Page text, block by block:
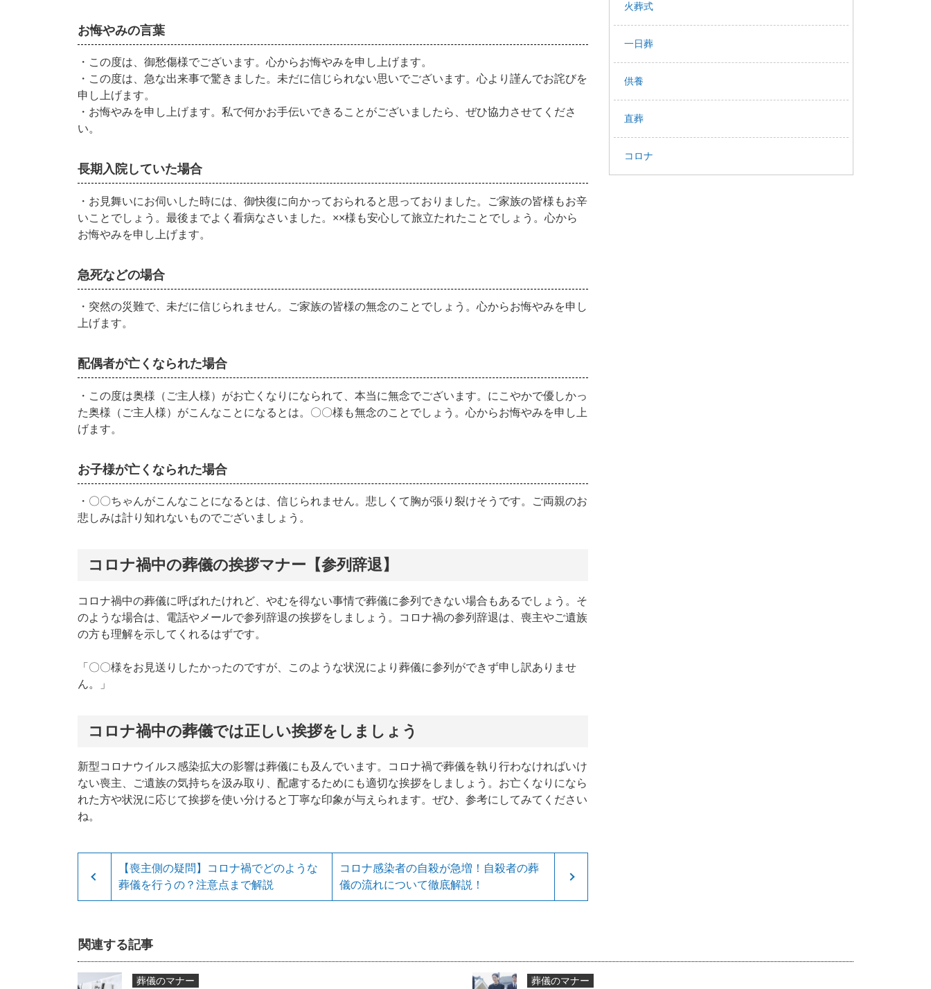
お悔やみの言葉
・この度は、御愁傷様でございます。心からお悔やみを申し上げます。
・この度は、急な出来事で驚きました。未だに信じられない思いでございます。心より謹んでお詫びを
申し上げます。
・お悔やみを申し上げます。私で何かお手伝いできることがございましたら、ぜひ協力させてくださ
い。
長期入院していた場合
・お見舞いにお伺いした時には、御快復に向かっておられると思っておりました。ご家族の皆様もお辛
いことでしょう。最後までよく看病なさいました。××様も安心して旅立たれたことでしょう。心から
お悔やみを申し上げます。
急死などの場合
・突然の災難で、未だに信じられません。ご家族の皆様の無念のことでしょう。心からお悔やみを申し
上げます。
配偶者が亡くなられた場合
・この度は奥様（ご主人様）がお亡くなりになられて、本当に無念でございます。にこやかで優しかっ
た奥様（ご主人様）がこんなことになるとは。〇〇様も無念のことでしょう。心からお悔やみを申し上
げます。
お子様が亡くなられた場合
・〇〇ちゃんがこんなことになるとは、信じられません。悲しくて胸が張り裂けそうです。ご両親のお
悲しみは計り知れないものでございましょう。
コロナ禍中の葬儀の挨拶マナー【参列辞退】
コロナ禍中の葬儀に呼ばれたけれど、やむを得ない事情で葬儀に参列できない場合もあるでしょう。そ
のような場合は、電話やメールで参列辞退の挨拶をしましょう。コロナ禍の参列辞退は、喪主やご遺族
の方も理解を示してくれるはずです。
「〇〇様をお見送りしたかったのですが、このような状況により葬儀に参列ができず申し訳ありませ
ん。」
コロナ禍中の葬儀では正しい挨拶をしましょう
新型コロナウイルス感染拡大の影響は葬儀にも及んでいます。コロナ禍で葬儀を執り行わなければいけ
ない喪主、ご遺族の気持ちを汲み取り、配慮するためにも適切な挨拶をしましょう。お亡くなりになら
れた方や状況に応じて挨拶を使い分けると丁寧な印象が与えられます。ぜひ、参考にしてみてください
ね。
【喪主側の疑問】コロナ禍でどのような
葬儀を行うの？注意点まで解説
コロナ感染者の自殺が急増！自殺者の葬
儀の流れについて徹底解説！
火葬式
一日葬
供養
直葬
コロナ
関連する記事
葬儀のマナー 葬儀のマナー